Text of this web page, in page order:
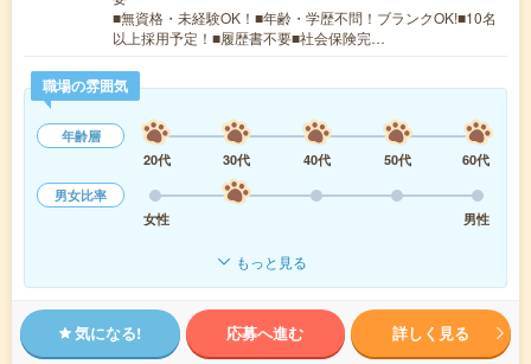
■無資格・未経験OK！■年齢・学歴不問！ブランクOK!■10名
以上採用予定！■履歴書不要■社会保険完…
職場の雰囲気
年齢層
20代
30代 40代 50代
60代
男女比率
女性
男性
もっと見る
気になる! 応募へ進む 詳しく見る